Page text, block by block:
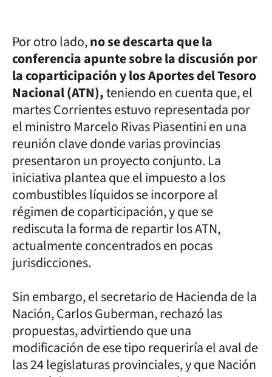
Por otro lado,no se descarta que la
conferencia apunte sobre la discusión por
la coparticipación y los Aportes del Tesoro
Nacional (ATN),teniendo en cuenta que, el
martes Corrientes estuvo representada por
el ministro Marcelo Rivas Piasentini en una
reunión clave donde varias provincias
presentaron un proyecto conjunto. La
iniciativa plantea que el impuesto a los
combustibles líquidos se incorpore al
régimen de coparticipación, y que se
rediscuta la forma de repartir los ATN,
actualmente concentrados en pocas
jurisdicciones.
Sin embargo, el secretario de Hacienda de la
Nación, Carlos Guberman, rechazó las
propuestas, advirtiendo que una
modificación de ese tipo requeriría el aval de
las 24 legislaturas provinciales, y que Nación